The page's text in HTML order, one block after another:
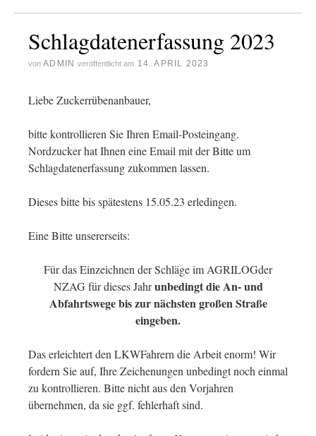
Schlagdatenerfassung 2023
von ADMIN veröffentlicht am 14. APRIL 2023
Liebe Zuckerrübenanbauer,
bitte kontrollieren Sie Ihren Email-Posteingang.
Nordzucker hat Ihnen eine Email mit der Bitte um
Schlagdatenerfassung zukommen lassen.
Dieses bitte bis spätestens 15.05.23 erledingen.
Eine Bitte unsererseits:
Für das Einzeichnen der Schläge im AGRILOGder
NZAG für dieses Jahrunbedingt die An- und
Abfahrtswege bis zur nächsten großen Straße
eingeben.
Das erleichtert den LKWFahrern die Arbeit enorm! Wir
fordern Sie auf, Ihre Zeichenungen unbedingt noch einmal
zu kontrollieren. Bitte nicht aus den Vorjahren
übernehmen, da sie ggf. fehlerhaft sind.